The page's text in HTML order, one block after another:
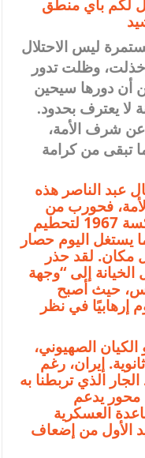
لكم بأي منطق
ليس الاحتلال
وظلت تدور
أن دورها سيحين
لا يعترف بحدود.
عن شرف الأمة،
تبقى من كرامة
عبد الناصر هذه
فحورب من
الداخل قبل الخارج، واستغلت نكسة 1967 لتحطيم
يستغل اليوم حصار
مكان. لقد حذر
إلى “وجهة
حيث أصبح
إرهابيًا في نظر
الصهيوني،
إيران، رغم
الذي تربطنا به
محور يدعم
العسكرية
الأول من إضعاف